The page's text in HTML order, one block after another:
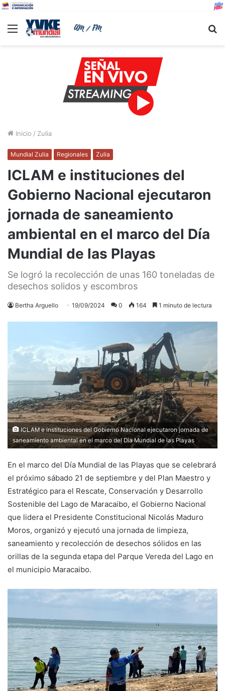
Menu
Inicio / Zulia
Mundial Zulia Regionales Zulia
ICLAM e instituciones del
Gobierno Nacional ejecutaron
jornada de saneamiento
ambiental en el marco del Día
Mundial de las Playas
Se logró la recolección de unas 160 toneladas de
desechos solidos y escombros
Bertha Arguello 19/09/2024 0 164 1 minuto de lectura
ICLAM e instituciones del Gobierno Nacional ejecutaron jornada de
saneamiento ambiental en el marco del Día Mundial de las Playas
En el marco del Día Mundial de las Playas que se celebrará
el próximo sábado 21 de septiembre y del Plan Maestro y
Estratégico para el Rescate, Conservación y Desarrollo
Sostenible del Lago de Maracaibo, el Gobierno Nacional
que lidera el Presidente Constitucional Nicolás Maduro
Moros, organizó y ejecutó una jornada de limpieza,
saneamiento y recolección de desechos sólidos en las
orillas de la segunda etapa del Parque Vereda del Lago en
el municipio Maracaibo.